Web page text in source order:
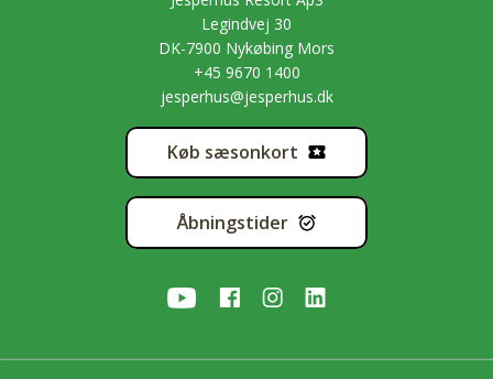
Legindvej 30
DK-7900 Nykøbing Mors
+45 9670 1400
jesperhus@jesperhus.dk
Køb sæsonkort
Åbningstider